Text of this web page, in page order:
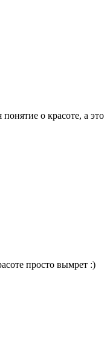
о красоте, а это
просто вымрет :)